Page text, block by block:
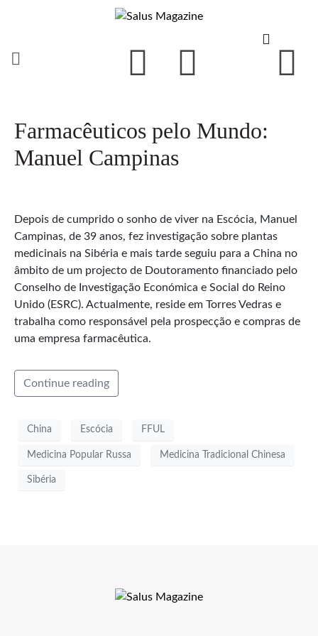
Farmacêuticos pelo Mundo:
Manuel Campinas
Depois de cumprido o sonho de viver na Escócia, Manuel
Campinas, de 39 anos, fez investigação sobre plantas
medicinais na Sibéria e mais tarde seguiu para a China no
âmbito de um projecto de Doutoramento financiado pelo
Conselho de Investigação Económica e Social do Reino
Unido (ESRC). Actualmente, reside em Torres Vedras e
trabalha como responsável pela prospecção e compras de
uma empresa farmacêutica.
Continue reading
China Escócia FFUL
Medicina Popular Russa Medicina Tradicional Chinesa
Sibéria